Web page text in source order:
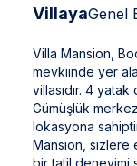
VillayaGenel
Villa Mansion,
mevkiinde yer
villasıdır. 4
Gümüşlük
lokasyona
Mansion, sizlere
bir tatil deneyimi